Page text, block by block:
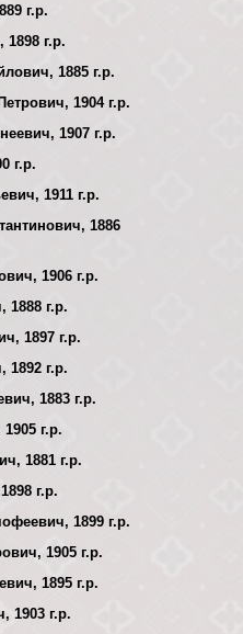
г.р.
г.р.
1885 г.р.
1904 г.р.
1907 г.р.
г.р.
1911 г.р.
1886
1906 г.р.
1888 г.р.
1897 г.р.
г.р.
1883 г.р.
г.р.
1881 г.р.
г.р.
1899 г.р.
1905 г.р.
1895 г.р.
1903 г.р.